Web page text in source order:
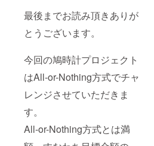
最後までお読み頂きありが
とうございます。
今回の鳩時計プロジェクト
はAll-or-Nothing方式でチャ
レンジさせていただきま
す。
All-or-Nothing方式とは満